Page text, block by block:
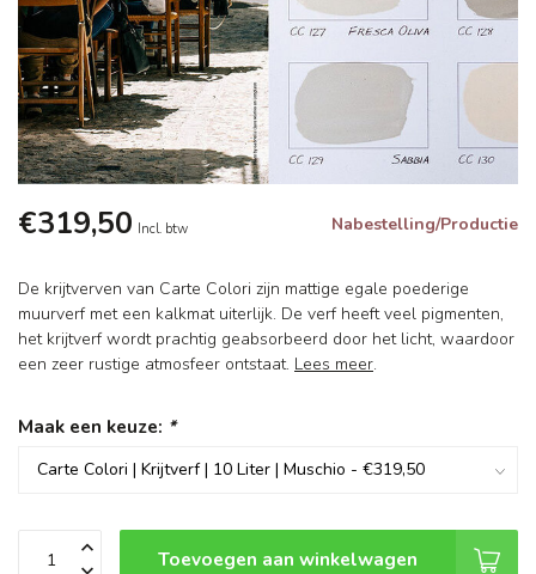
€319,50 Incl. btw Nabestelling/Productie
De krijtverven van Carte Colori zijn mattige egale poederige
muurverf met een kalkmat uiterlijk. De verf heeft veel pigmenten,
het krijtverf wordt prachtig geabsorbeerd door het licht, waardoor
een zeer rustige atmosfeer ontstaat. Lees meer.
Maak een keuze: *
Toevoegen aan winkelwagen